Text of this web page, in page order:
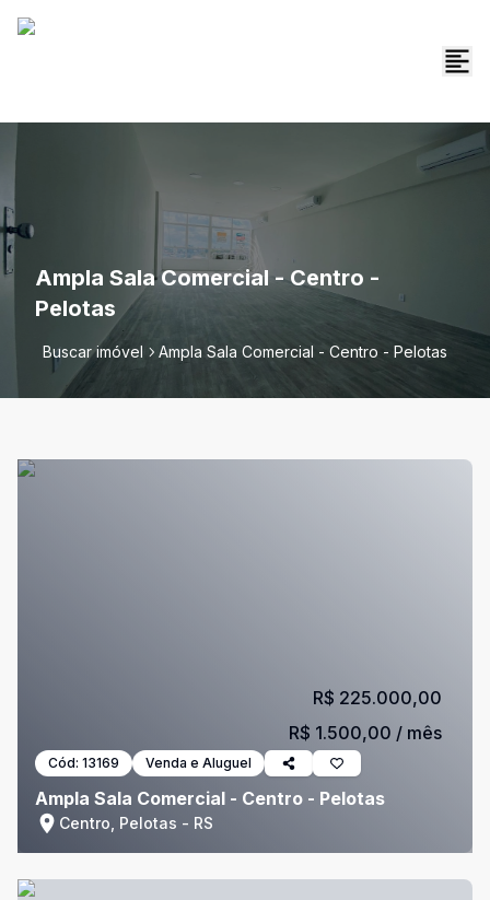
Ampla Sala Comercial - Centro -
Pelotas
Buscar imóvel Ampla Sala Comercial - Centro - Pelotas
Cód: 13169 Venda e Aluguel
Ampla Sala Comercial - Centro - Pelotas
Centro, Pelotas - RS
R$ 225.000,00
R$ 1.500,00 / mês